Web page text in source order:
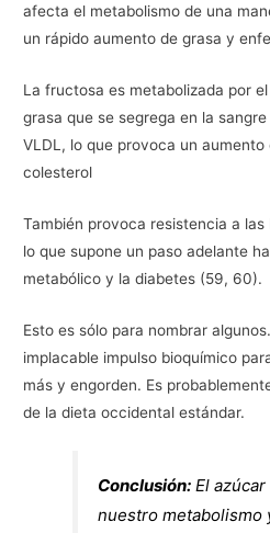
afecta el metabolismo de una
un rápido aumento de grasa y
La fructosa es metabolizada por
grasa que se segrega en la
VLDL, lo que provoca un
colesterol
También provoca resistencia a
lo que supone un paso adelante
metabólico y la diabetes (59, 60).
Esto es sólo para nombrar
implacable impulso bioquímico
más y engorden. Es
de la dieta occidental estándar.
Conclusión: El
nuestro metabolismo